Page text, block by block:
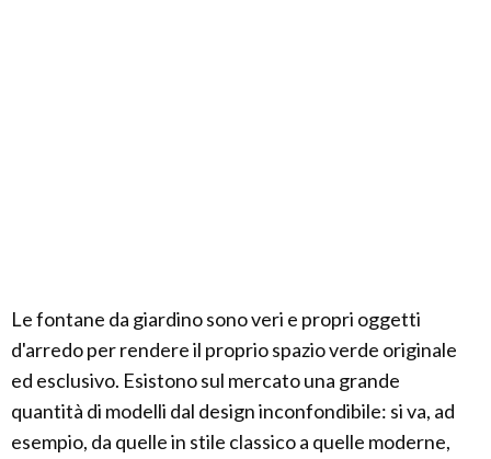
Le fontane da giardino sono veri e propri oggetti
d'arredo per rendere il proprio spazio verde originale
ed esclusivo. Esistono sul mercato una grande
quantità di modelli dal design inconfondibile: si va, ad
esempio, da quelle in stile classico a quelle moderne,